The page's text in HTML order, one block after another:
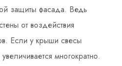
защиты фасада. Ведь
от воздействия
Если у крыши свесы
многократно.